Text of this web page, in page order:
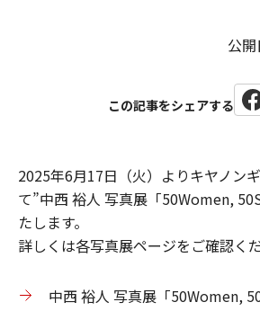
公
2025年6月17日（火）よりキヤノン
て”中西 裕人 写真展「50Women,
たします。
詳しくは各写真展ページをご確認くだ
中西 裕人 写真展「50Women,